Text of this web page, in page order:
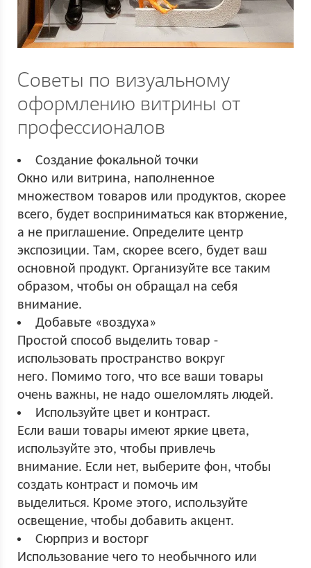
Советы по визуальному
оформлению витрины от
профессионалов
Создание фокальной точки
Окно или витрина, наполненное
множеством товаров или продуктов, скорее
всего, будет восприниматься как вторжение,
а не приглашение. Определите центр
экспозиции. Там, скорее всего, будет ваш
основной продукт. Организуйте все таким
образом, чтобы он обращал на себя
внимание.
Добавьте «воздуха»
Простой способ выделить товар -
использовать пространство вокруг
него. Помимо того, что все ваши товары
очень важны, не надо ошеломлять людей.
Используйте цвет и контраст.
Если ваши товары имеют яркие цвета,
используйте это, чтобы привлечь
внимание. Если нет, выберите фон, чтобы
создать контраст и помочь им
выделиться. Кроме этого, используйте
освещение, чтобы добавить акцент.
Сюрприз и восторг
Использование чего то необычного или